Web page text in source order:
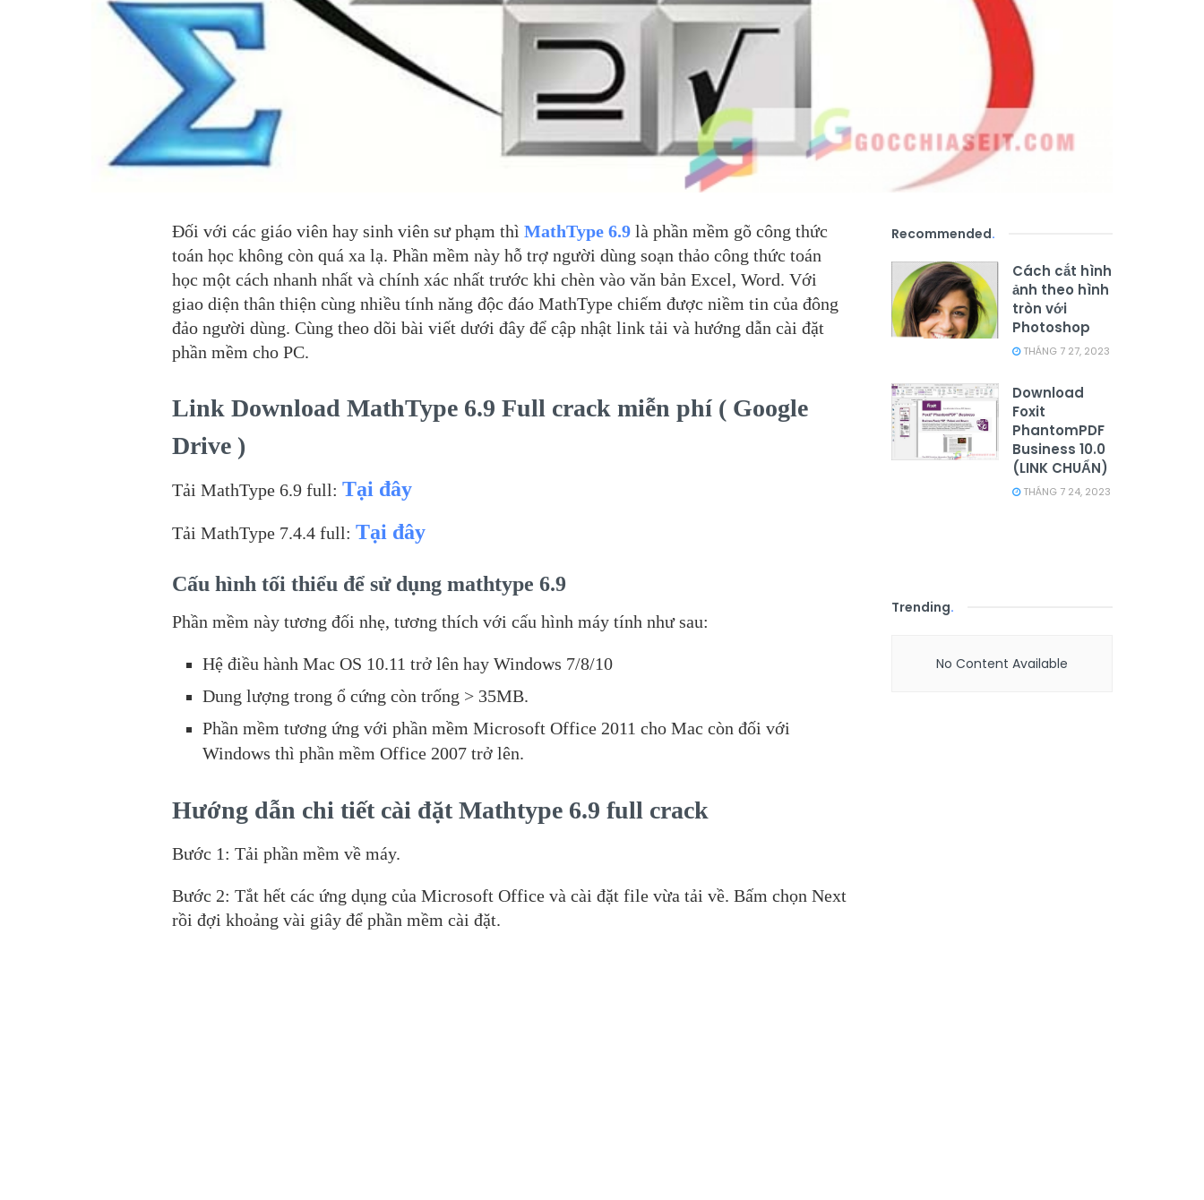
Đối với các giáo viên hay sinh viên sư phạm thì MathType 6.9 là phần mềm gõ công thức
toán học không còn quá xa lạ. Phần mềm này hỗ trợ người dùng soạn thảo công thức toán
học một cách nhanh nhất và chính xác nhất trước khi chèn vào văn bản Excel, Word. Với
giao diện thân thiện cùng nhiều tính năng độc đáo MathType chiếm được niềm tin của đông
đảo người dùng. Cùng theo dõi bài viết dưới đây để cập nhật link tải và hướng dẫn cài đặt
phần mềm cho PC.
Link Download MathType 6.9 Full crack miễn phí ( Google
Drive )
Tải MathType 6.9 full: Tại đây
Tải MathType 7.4.4 full: Tại đây
Cấu hình tối thiểu để sử dụng mathtype 6.9
Phần mềm này tương đối nhẹ, tương thích với cấu hình máy tính như sau:
Hệ điều hành Mac OS 10.11 trở lên hay Windows 7/8/10
Dung lượng trong ổ cứng còn trống > 35MB.
Phần mềm tương ứng với phần mềm Microsoft Office 2011 cho Mac còn đối với
Windows thì phần mềm Office 2007 trở lên.
Hướng dẫn chi tiết cài đặt Mathtype 6.9 full crack
Bước 1: Tải phần mềm về máy.
Bước 2: Tắt hết các ứng dụng của Microsoft Office và cài đặt file vừa tải về. Bấm chọn Next
rồi đợi khoảng vài giây để phần mềm cài đặt.
Recommended.
Cách cắt hình
ảnh theo hình
tròn với
Photoshop
THÁNG 7 27, 2023
Download
Foxit
PhantomPDF
Business 10.0
(LINK CHUẨN)
THÁNG 7 24, 2023
Trending.
No Content Available